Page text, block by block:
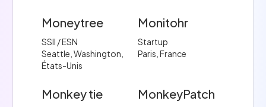
Moneytree
SSII / ESN
Seattle, Washington,
États-Unis
Monitohr
Startup
Paris, France
Monkey tie MonkeyPatch